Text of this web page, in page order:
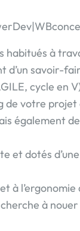
à
savoir-
cycle en
de votre
également
et dotés
à
à